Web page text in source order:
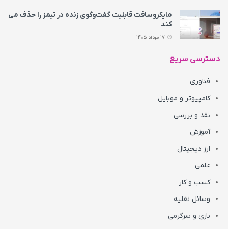
مایکروسافت قابلیت گفت‌وگوی زنده در تیمز را حذف می‌
کند
دسترسی سریع
فناوری
کامپیوتر و موبایل
نقد و بررسی
آموزش
ارز دیجیتال
علمی
کسب و کار
وسائل نقلیه
بازی و سرگرمی